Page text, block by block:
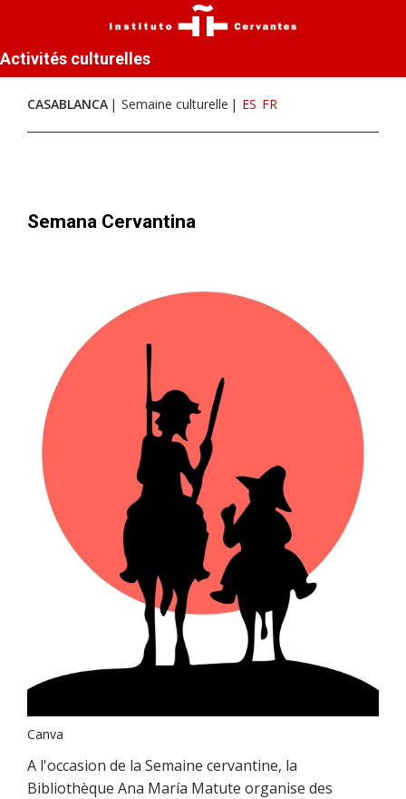
Activités culturelles
CASABLANCA Semaine culturelle ES FR
Semana Cervantina
Canva
A l'occasion de la Semaine cervantine, la
Bibliothèque Ana María Matute organise des